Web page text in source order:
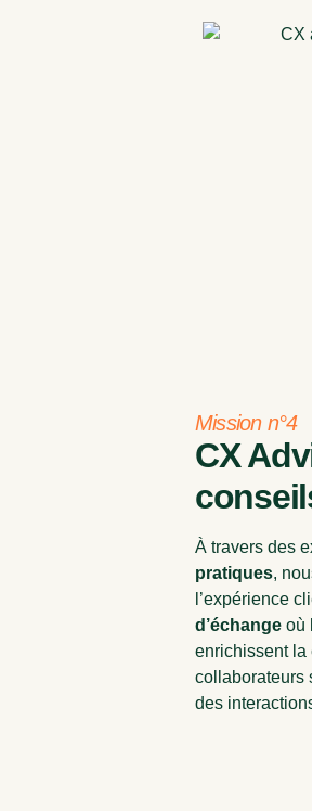
Mission n°4
CX
À travers des
pratiques,
l’expérience
d’échange où
enrichissent la
collaborateurs
des